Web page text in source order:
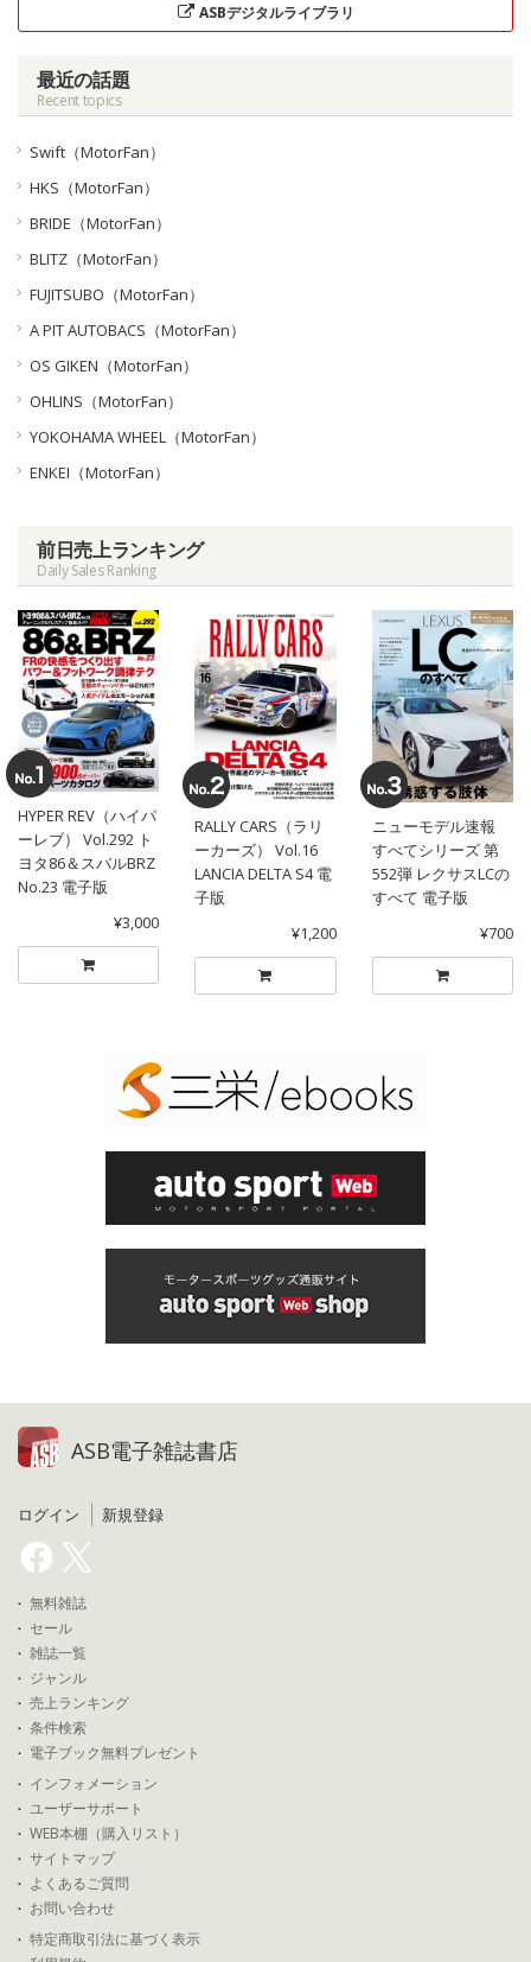
ASBデジタルライブラリ
最近の話題
Recent topics
Swift（MotorFan）
HKS（MotorFan）
BRIDE（MotorFan）
BLITZ（MotorFan）
FUJITSUBO（MotorFan）
A PIT AUTOBACS（MotorFan）
OS GIKEN（MotorFan）
OHLINS（MotorFan）
YOKOHAMA WHEEL（MotorFan）
ENKEI（MotorFan）
前日売上ランキング
Daily Sales Ranking
HYPER REV（ハイパ
ーレブ） Vol.292 ト
ヨタ86＆スバルBRZ
No.23 電子版
¥3,000
RALLY CARS（ラリ
ーカーズ） Vol.16
LANCIA DELTA S4 電
子版
¥1,200
ニューモデル速報
すべてシリーズ 第
552弾 レクサスLCの
すべて 電子版
¥700
ASB電子雑誌書店
ログイン 新規登録
無料雑誌
セール
雑誌一覧
ジャンル
売上ランキング
条件検索
電子ブック無料プレゼント
インフォメーション
ユーザーサポート
WEB本棚（購入リスト）
サイトマップ
よくあるご質問
お問い合わせ
特定商取引法に基づく表示